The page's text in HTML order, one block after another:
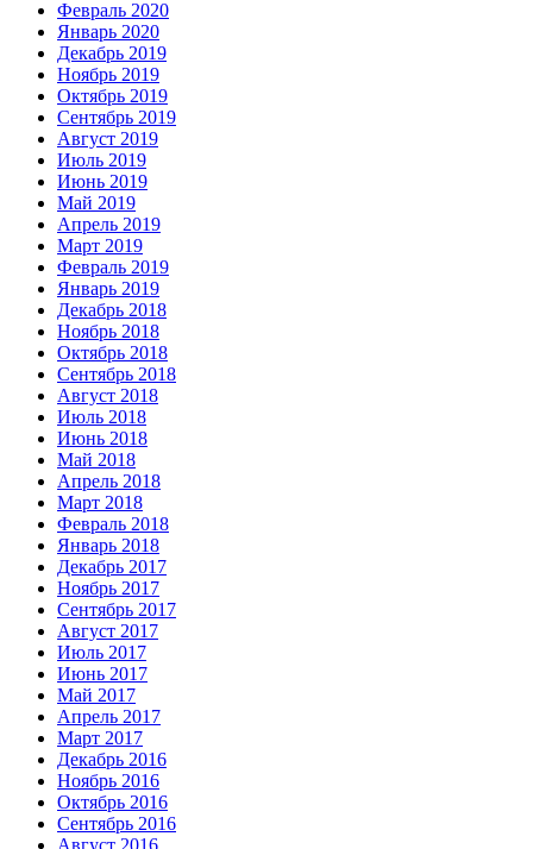
Февраль 2020
Январь 2020
Декабрь 2019
Ноябрь 2019
Октябрь 2019
Сентябрь 2019
Август 2019
Июль 2019
Июнь 2019
Май 2019
Апрель 2019
Март 2019
Февраль 2019
Январь 2019
Декабрь 2018
Ноябрь 2018
Октябрь 2018
Сентябрь 2018
Август 2018
Июль 2018
Июнь 2018
Май 2018
Апрель 2018
Март 2018
Февраль 2018
Январь 2018
Декабрь 2017
Ноябрь 2017
Сентябрь 2017
Август 2017
Июль 2017
Июнь 2017
Май 2017
Апрель 2017
Март 2017
Декабрь 2016
Ноябрь 2016
Октябрь 2016
Сентябрь 2016
Август 2016